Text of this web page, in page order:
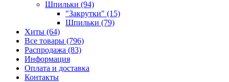
Шпильки (94)
"Закрутки" (15)
Шпильки (79)
Хиты (64)
Все товары (796)
Распродажа (83)
Информация
Оплата и доставка
Контакты